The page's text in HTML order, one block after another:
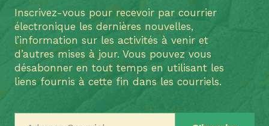
Inscrivez-vous pour recevoir par courrier
électronique les dernières nouvelles,
l’information sur les activités à venir et
d’autres mises à jour. Vous pouvez vous
désabonner en tout temps en utilisant les
liens fournis à cette fin dans les courriels.